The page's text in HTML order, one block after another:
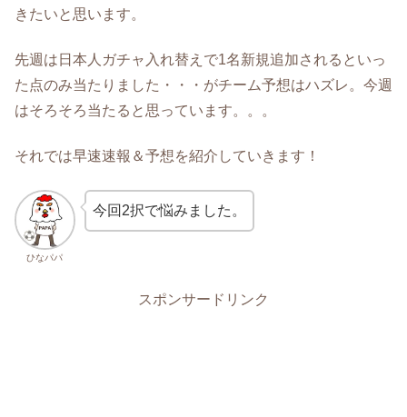
きたいと思います。
先週は日本人ガチャ入れ替えで1名新規追加されるといっ
た点のみ当たりました・・・がチーム予想はハズレ。今週
はそろそろ当たると思っています。。。
それでは早速速報＆予想を紹介していきます！
ひなパパ
今回2択で悩みました。
スポンサードリンク